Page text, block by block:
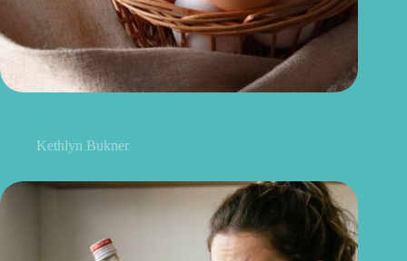
Kethlyn Bukner